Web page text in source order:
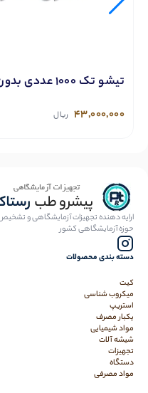
تیشو تک 1000 عددی بدون درب
43,000,000 ریال
حوزه آزمایشگاهی کشور
دسته بندی محصولات
کیت
میکروب شناسی
استریپ
یکبار مصرف
مواد شیمیایی
شیشه آلات
تجهیزات
دستگاه
مواد مصرفی